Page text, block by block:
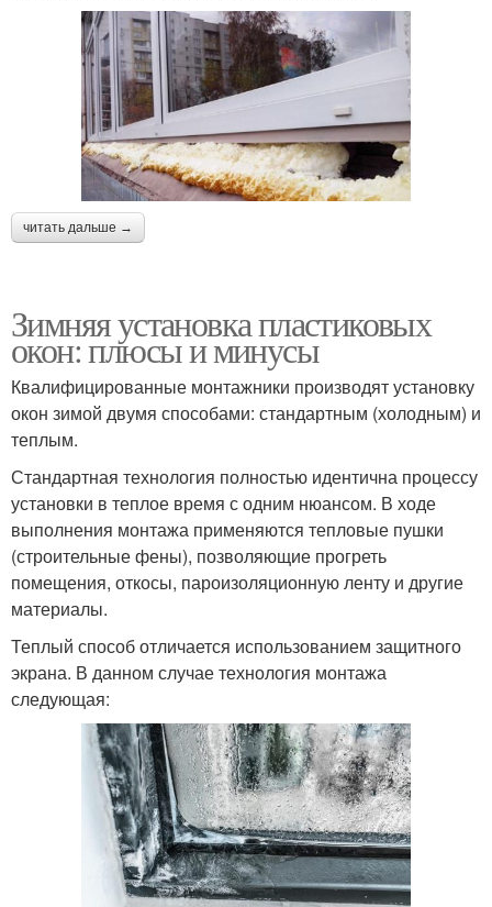
читать дальше →
Зимняя установка пластиковых
окон: плюсы и минусы
Квалифицированные монтажники производят установку
окон зимой двумя способами: стандартным (холодным) и
теплым.
Стандартная технология полностью идентична процессу
установки в теплое время с одним нюансом. В ходе
выполнения монтажа применяются тепловые пушки
(строительные фены), позволяющие прогреть
помещения, откосы, пароизоляционную ленту и другие
материалы.
Теплый способ отличается использованием защитного
экрана. В данном случае технология монтажа
следующая: